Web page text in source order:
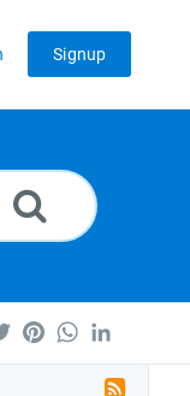
Signup
TwitterPinterestWhatsApp